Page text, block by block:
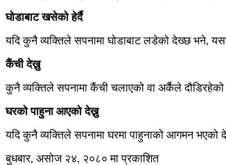
घोडाबाट खसेको हेर्दै
यदि कुनै व्यक्तिले सपनामा घोडाबाट लडेको देख्छ भने,
कैंची देख्नु
कुनै व्यक्तिले सपनामा कैंची चलाएको वा अर्कैले
घरको पाहुना आएको देख्नु
यदि कुनै व्यक्तिले सपनामा घरमा पाहुनाको आगमन
बुधबार, असोज २४, २०८० मा प्रकाशित